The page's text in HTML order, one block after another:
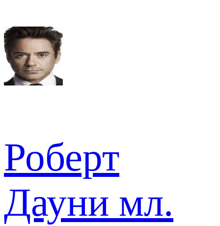
Роберт
Дауни мл.